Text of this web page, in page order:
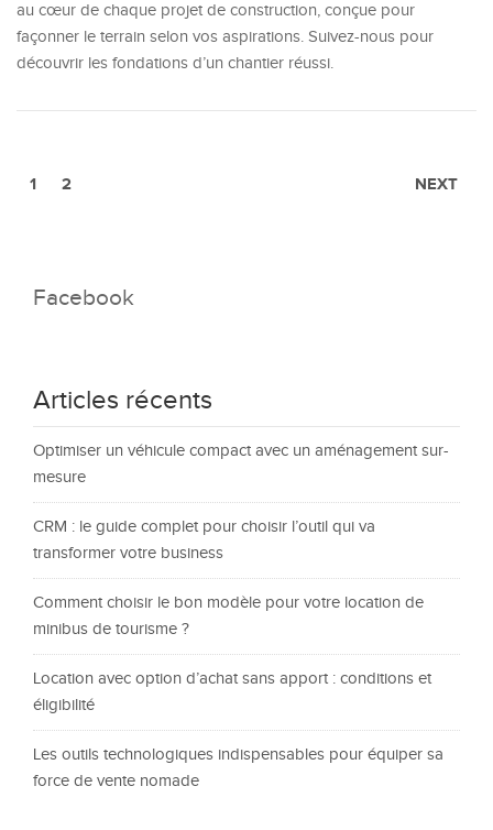
au cœur de chaque projet de construction, conçue pour
façonner le terrain selon vos aspirations. Suivez-nous pour
découvrir les fondations d’un chantier réussi.
1 2 NEXT
Facebook
Articles récents
Optimiser un véhicule compact avec un aménagement sur-
mesure
CRM : le guide complet pour choisir l’outil qui va
transformer votre business
Comment choisir le bon modèle pour votre location de
minibus de tourisme ?
Location avec option d’achat sans apport : conditions et
éligibilité
Les outils technologiques indispensables pour équiper sa
force de vente nomade